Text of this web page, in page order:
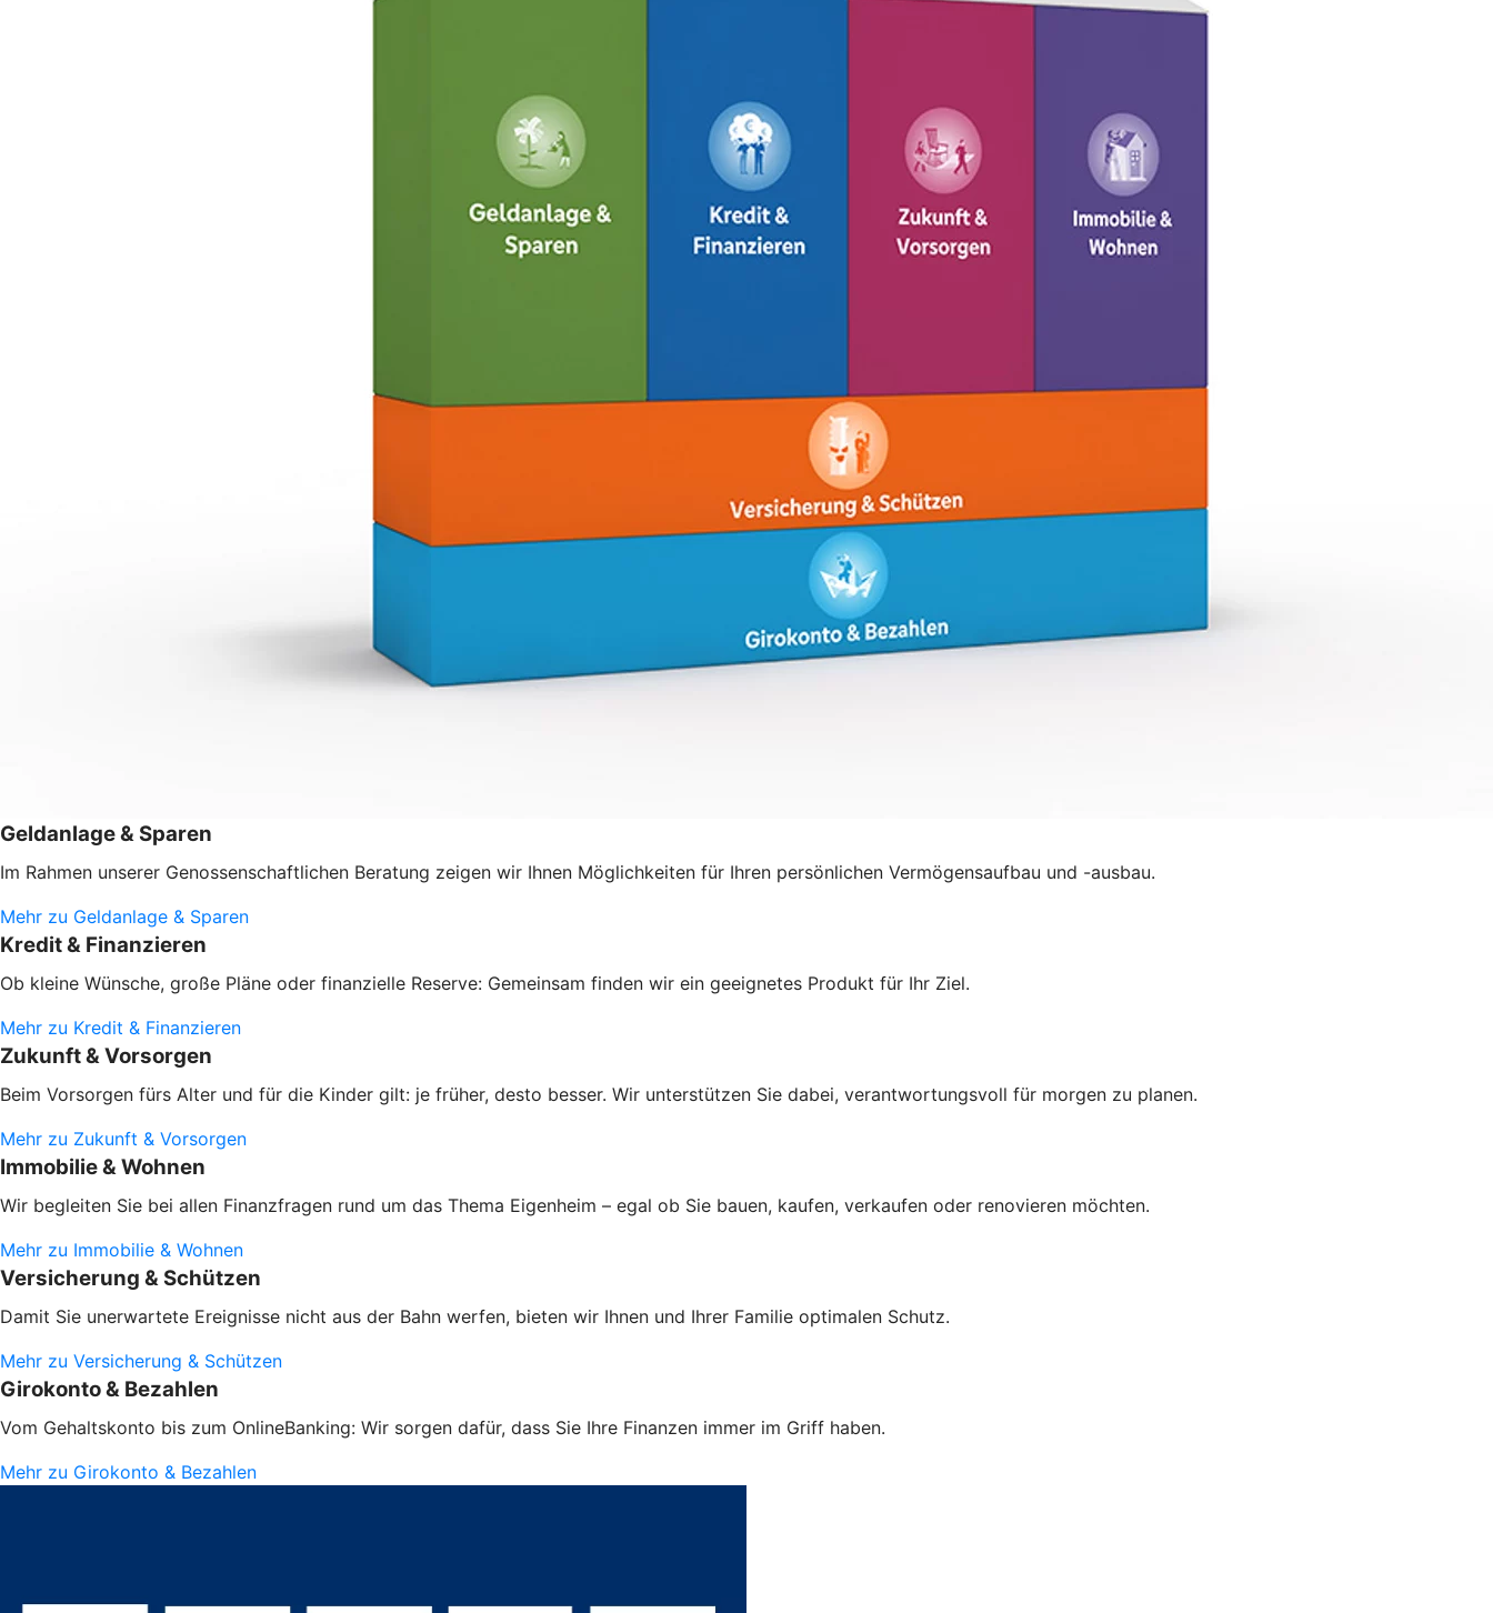
Geldanlage & Sparen
Im Rahmen unserer Genossenschaftlichen Beratung zeigen wir Ihnen Möglichkeiten für Ihren persönlichen Vermögensaufbau und -ausbau.
Mehr zu Geldanlage & Sparen
Kredit & Finanzieren
Ob kleine Wünsche, große Pläne oder finanzielle Reserve: Gemeinsam finden wir ein geeignetes Produkt für Ihr Ziel.
Mehr zu Kredit & Finanzieren
Zukunft & Vorsorgen
Beim Vorsorgen fürs Alter und für die Kinder gilt: je früher, desto besser. Wir unterstützen Sie dabei, verantwortungsvoll für morgen zu planen.
Mehr zu Zukunft & Vorsorgen
Immobilie & Wohnen
Wir begleiten Sie bei allen Finanzfragen rund um das Thema Eigenheim – egal ob Sie bauen, kaufen, verkaufen oder renovieren möchten.
Mehr zu Immobilie & Wohnen
Versicherung & Schützen
Damit Sie unerwartete Ereignisse nicht aus der Bahn werfen, bieten wir Ihnen und Ihrer Familie optimalen Schutz.
Mehr zu Versicherung & Schützen
Girokonto & Bezahlen
Vom Gehaltskonto bis zum OnlineBanking: Wir sorgen dafür, dass Sie Ihre Finanzen immer im Griff haben.
Mehr zu Girokonto & Bezahlen